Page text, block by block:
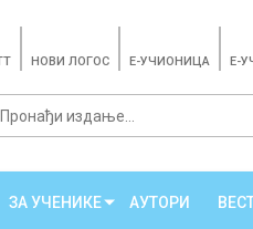
НОВИ ЛОГОС E-УЧИОНИЦА E-
ЗА УЧЕНИКЕ АУТОРИ